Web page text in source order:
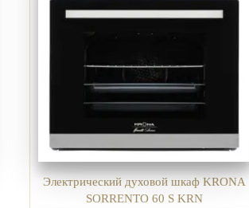
Электрический духовой шкаф KRONA
SORRENTO 60 S KRN